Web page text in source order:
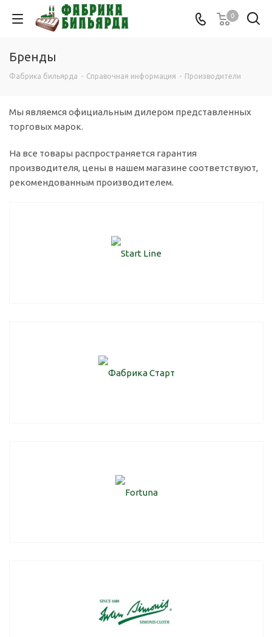
0
Бренды
Фабрика бильярда - Справочная информация - Производители
Мы являемся официальным дилером представленных
торговых марок.
На все товары распространяется гарантия
производителя, цены в нашем магазине соответствуют,
рекомендованным производителем.